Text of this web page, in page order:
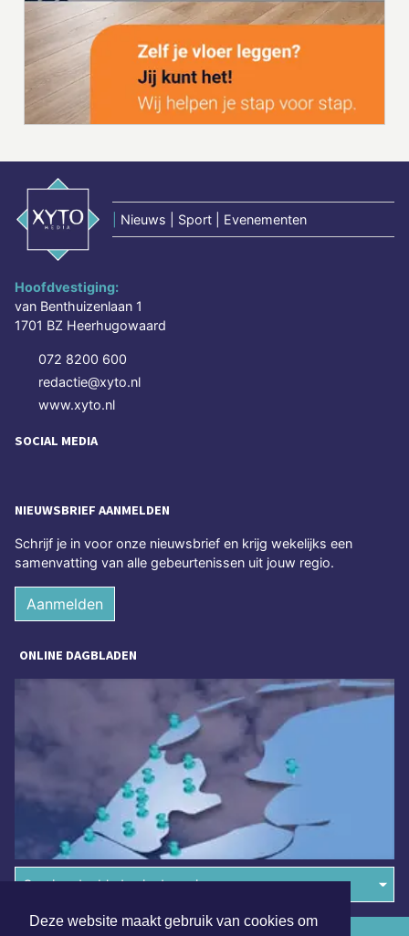
Deze website maakt gebruik van cookies om
Nieuws | Sport | Evenementen
Hoofdvestiging:
van Benthuizenlaan 1
1701 BZ Heerhugowaard
072 8200 600
redactie@xyto.nl
www.xyto.nl
SOCIAL MEDIA
NIEUWSBRIEF AANMELDEN
Schrijf je in voor onze nieuwsbrief en krijg wekelijks een
samenvatting van alle gebeurtenissen uit jouw regio.
Aanmelden
ONLINE DAGBLADEN
Overige dagbladen in de regio